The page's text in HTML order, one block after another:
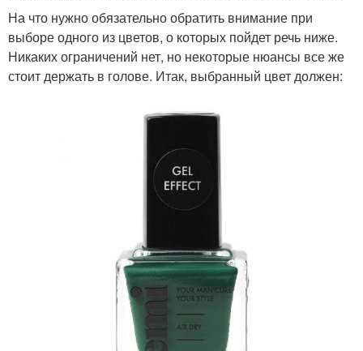
На что нужно обязательно обратить внимание при
выборе одного из цветов, о которых пойдет речь ниже.
Никаких ограничений нет, но некоторые нюансы все же
стоит держать в голове. Итак, выбранный цвет должен: